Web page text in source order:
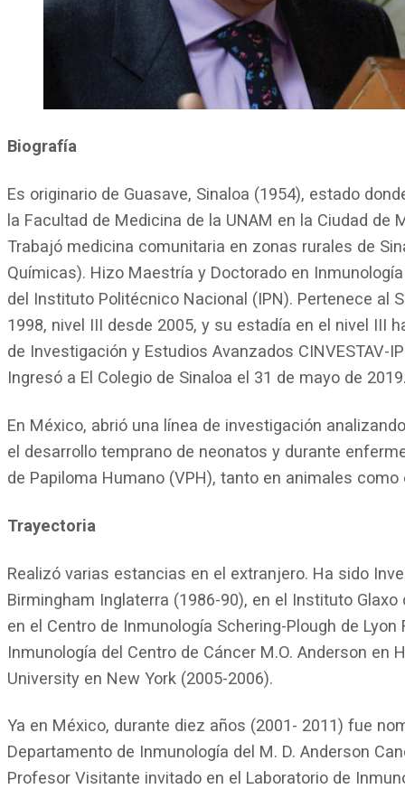
Biografía
Es originario de Guasave, Sinaloa (1954), estado
la Facultad de Medicina de la UNAM en la Ciudad
Trabajó medicina comunitaria en zonas rurales de
Químicas). Hizo Maestría y Doctorado en
del Instituto Politécnico Nacional (IPN). Pertenece al
1998, nivel III desde 2005, y su estadía en el nivel III
de Investigación y Estudios Avanzados CINVESTAV-
Ingresó a El Colegio de Sinaloa el 31 de mayo de
En México, abrió una línea de investigación
el desarrollo temprano de neonatos y durante
de Papiloma Humano (VPH), tanto en animales como
Trayectoria
Realizó varias estancias en el extranjero. Ha sido
Birmingham Inglaterra (1986-90), en el Instituto
en el Centro de Inmunología Schering-Plough de
Inmunología del Centro de Cáncer M.O. Anderson en
University en New York (2005-2006).
Ya en México, durante diez años (2001- 2011) fue
Departamento de Inmunología del M. D. Anderson
Profesor Visitante invitado en el Laboratorio de